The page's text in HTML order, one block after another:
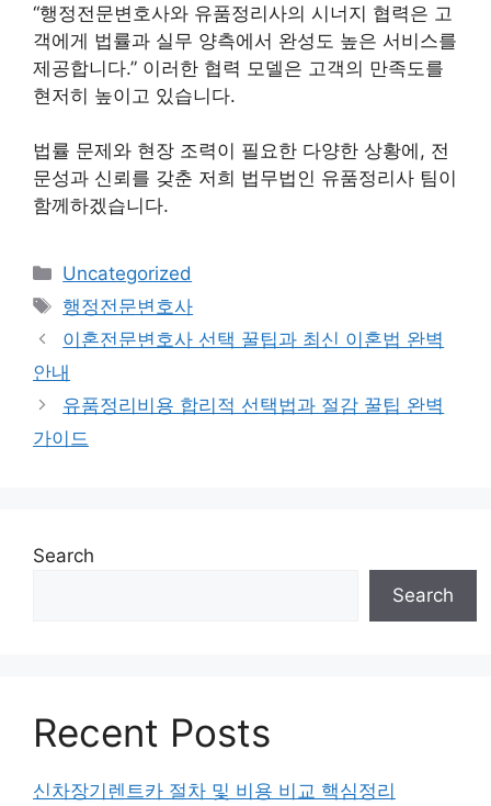
“행정전문변호사와 유품정리사의 시너지 협력은 고
객에게 법률과 실무 양측에서 완성도 높은 서비스를
제공합니다.” 이러한 협력 모델은 고객의 만족도를
현저히 높이고 있습니다.
법률 문제와 현장 조력이 필요한 다양한 상황에, 전
문성과 신뢰를 갖춘 저희 법무법인 유품정리사 팀이
함께하겠습니다.
Categories
Uncategorized
Tags
행정전문변호사
이혼전문변호사 선택 꿀팁과 최신 이혼법 완벽
안내
유품정리비용 합리적 선택법과 절감 꿀팁 완벽
가이드
Search
Search
Recent Posts
신차장기렌트카 절차 및 비용 비교 핵심정리